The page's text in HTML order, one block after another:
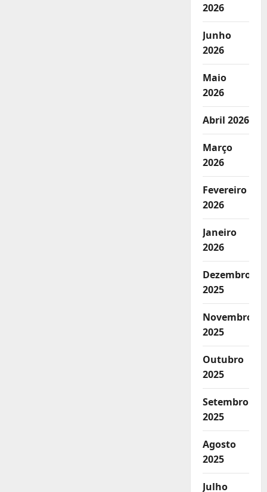
2026
Junho
2026
Maio
2026
Abril 2026
Março
2026
Fevereiro
2026
Janeiro
2026
Dezembro
2025
Novembro
2025
Outubro
2025
Setembro
2025
Agosto
2025
Julho